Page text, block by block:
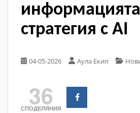
стратегия с AI
04-05-2026 Аула Екип
36
СПОДЕЛЯНИЯ